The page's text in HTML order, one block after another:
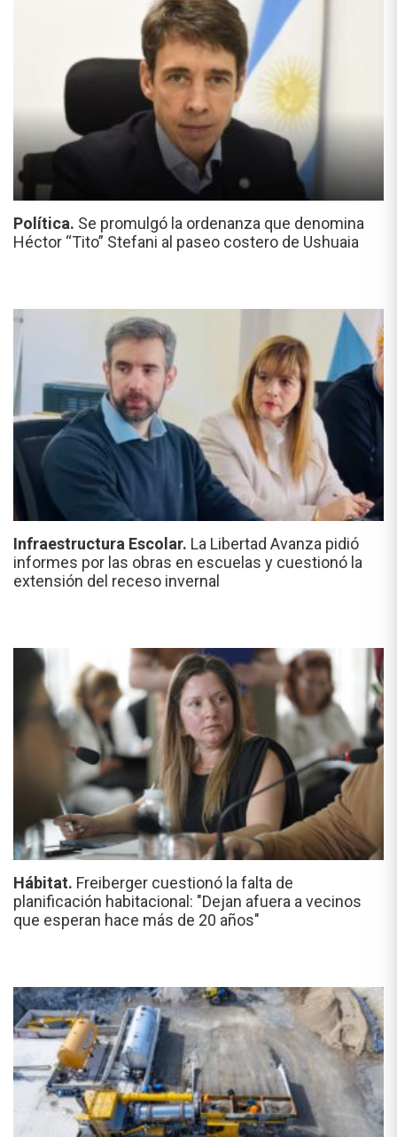
Política. Se promulgó la ordenanza que denomina
Héctor “Tito” Stefani al paseo costero de Ushuaia
Infraestructura Escolar. La Libertad Avanza pidió
informes por las obras en escuelas y cuestionó la
extensión del receso invernal
Hábitat. Freiberger cuestionó la falta de
planificación habitacional: "Dejan afuera a vecinos
que esperan hace más de 20 años"